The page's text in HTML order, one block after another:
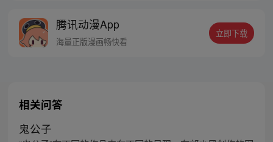
腾讯动漫App
海量正版漫画畅快看
立即下载
相关问答
鬼公子